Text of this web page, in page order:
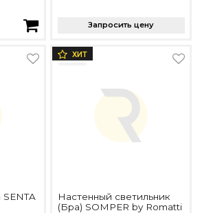
Запросить цену
ХИТ
Настенный светильник
(Бра) SOMPER by Romatti